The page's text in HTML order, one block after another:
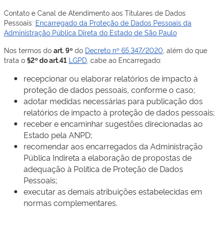
Contato e Canal de Atendimento aos Titulares de Dados
Pessoais: Encarregado da Proteção de Dados Pessoais da
Administração Pública Direta do Estado de São Paulo
Nos termos do art. 9º do Decreto nº 65.347/2020 , além do que
trata o §2º do art.41 LGPD , cabe ao Encarregado:
recepcionar ou elaborar relatórios de impacto à
proteção de dados pessoais, conforme o caso;
adotar medidas necessárias para publicação dos
relatórios de impacto à proteção de dados pessoais;
receber e encaminhar sugestões direcionadas ao
Estado pela ANPD;
recomendar aos encarregados da Administração
Pública Indireta a elaboração de propostas de
adequação à Política de Proteção de Dados
Pessoais;
executar as demais atribuições estabelecidas em
normas complementares.